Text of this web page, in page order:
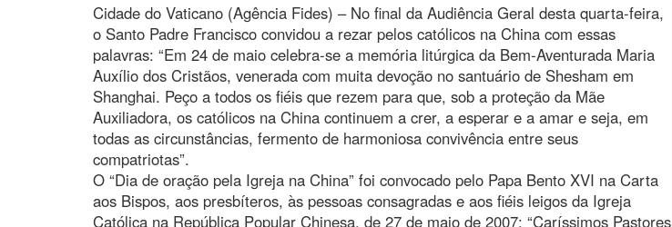
Cidade do Vaticano (Agência Fides) – No final da Audiência Geral desta quarta-feira,
o Santo Padre Francisco convidou a rezar pelos católicos na China com essas
palavras: “Em 24 de maio celebra-se a memória litúrgica da Bem-Aventurada Maria
Auxílio dos Cristãos, venerada com muita devoção no santuário de Shesham em
Shanghai. Peço a todos os fiéis que rezem para que, sob a proteção da Mãe
Auxiliadora, os católicos na China continuem a crer, a esperar e a amar e seja, em
todas as circunstâncias, fermento de harmoniosa convivência entre seus
compatriotas”.
O “Dia de oração pela Igreja na China” foi convocado pelo Papa Bento XVI na Carta
aos Bispos, aos presbíteros, às pessoas consagradas e aos fiéis leigos da Igreja
Católica na República Popular Chinesa, de 27 de maio de 2007: “Caríssimos Pastores